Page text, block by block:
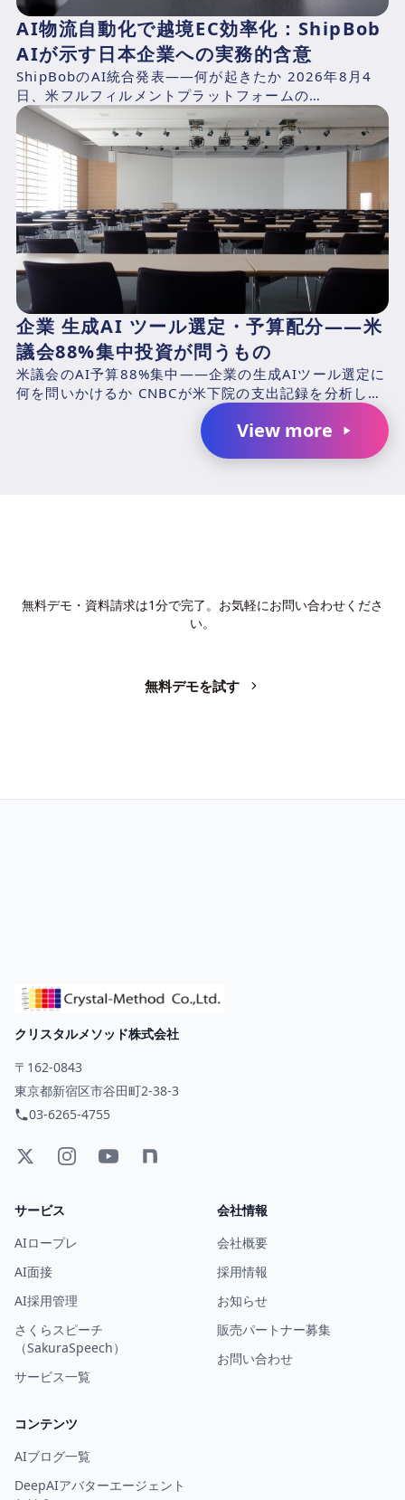
AI物流自動化で越境EC効率化：ShipBob
AIが示す日本企業への実務的含意
ShipBobのAI統合発表——何が起きたか 2026年8月4
日、米フルフィルメントプラットフォームの
ShipBob（本社：シカゴ、2014年創業、CEO：Dh...
企業 生成AI ツール選定・予算配分——米
議会88%集中投資が問うもの
米議会のAI予算88%集中——企業の生成AIツール選定に
何を問いかけるか CNBCが米下院の支出記録を分析した
結果、2025年4月1日〜2026年3月31日の期...
View more
無料デモ・資料請求は1分で完了。お気軽にお問い合わせくださ
い。
無料デモを試す
クリスタルメソッド株式会社
〒162-0843
東京都新宿区市谷田町2-38-3
03-6265-4755
サービス
AIロープレ
AI面接
AI採用管理
さくらスピーチ
（SakuraSpeech）
サービス一覧
会社情報
会社概要
採用情報
お知らせ
販売パートナー募集
お問い合わせ
コンテンツ
AIブログ一覧
DeepAIアバターエージェント